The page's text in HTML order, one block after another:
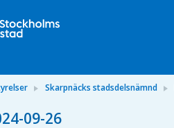
Skarpnäcks stadsdelsnämnd
09-26